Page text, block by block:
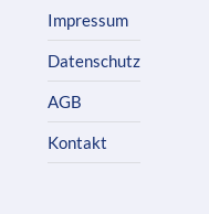
Impressum
Datenschutz
AGB
Kontakt